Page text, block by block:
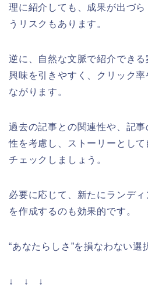
理に紹介しても、成果が出づ
うリスクもあります。
逆に、自然な文脈で紹介でき
興味を引きやすく、クリック
ながります。
過去の記事との関連性や、記
性を考慮し、ストーリーとし
チェックしましょう。
必要に応じて、新たにランデ
を作成するのも効果的です。
“あなたらしさ”を損なわない選
↓ ↓ ↓